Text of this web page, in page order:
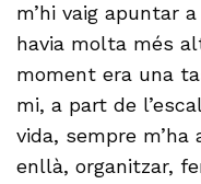
m’hi vaig apuntar
havia molta més
moment era una
mi, a part de
vida, sempre
enllà, organitzar,